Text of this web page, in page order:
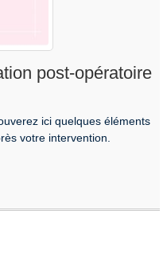
post-opératoire
ici quelques éléments
votre intervention.